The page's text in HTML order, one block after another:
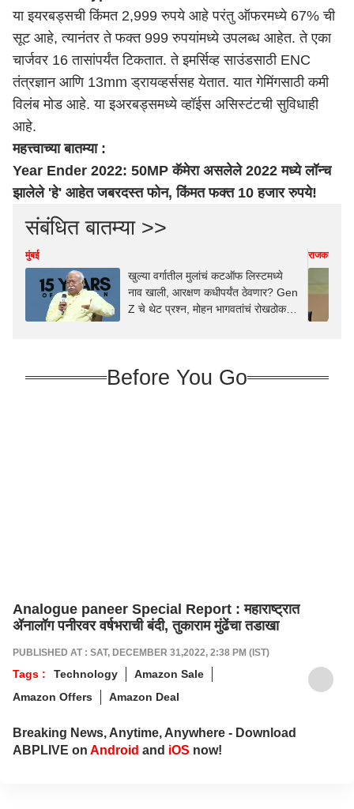
या इयरबड्सची किंमत 2,999 रुपये आहे परंतु ऑफरमध्ये 67% ची
सूट आहे, त्यानंतर ते फक्त 999 रुपयांमध्ये उपलब्ध आहेत. ते एका
चार्जवर 16 तासांपर्यंत टिकतात. ते इमर्सिव्ह साउंडसाठी ENC
तंत्रज्ञान आणि 13mm ड्रायव्हर्ससह येतात. यात गेमिंगसाठी कमी
विलंब मोड आहे. या इअरबड्समध्ये व्हॉईस असिस्टंटची सुविधाही
आहे.
महत्त्वाच्या बातम्या :
Year Ender 2022: 50MP कॅमेरा असलेले 2022 मध्ये लॉन्च
झालेले 'हे' आहेत जबरदस्त फोन, किंमत फक्त 10 हजार रुपये!
संबंधित बातम्या >>
मुंबई
खुल्या वर्गातील मुलांचं कटऑफ लिस्टमध्ये
नाव खाली, आरक्षण कधीपर्यंत ठेवणार? Gen
Z चे थेट प्रश्न, मोहन भागवतांचं रोखठोक
राजकारण
Before You Go
Analogue paneer Special Report : महाराष्ट्रात
ॲनालॉग पनीरवर वर्षभराची बंदी, तुकाराम मुंढेंचा तडाखा
PUBLISHED AT : SAT, DECEMBER 31,2022, 2:38 PM (IST)
Tags : Technology
Amazon Sale
Amazon Offers
Amazon Deal
Breaking News, Anytime, Anywhere - Download
ABPLIVE on Android and iOS now!